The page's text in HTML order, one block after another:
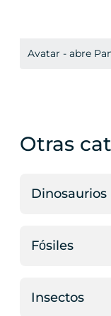
Avatar - abre
Otras
Dinosaurios
Fósiles
Insectos